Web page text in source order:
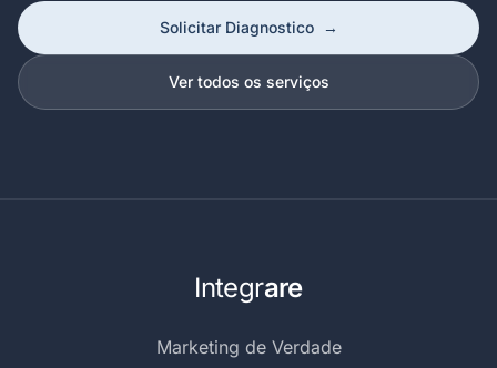
Solicitar Diagnostico →
Ver todos os serviços
Integrare
Marketing de Verdade